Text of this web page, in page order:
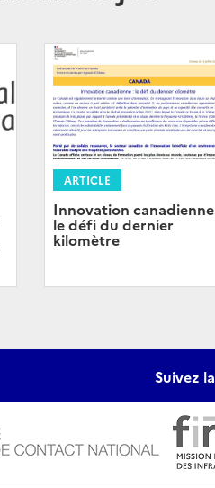
ARTICLE
Innovation
le défi du dernier
kilomètre
Suivez